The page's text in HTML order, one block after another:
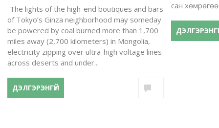
The lights of the high-end boutiques and bars
of Tokyo’s Ginza neighborhood may someday
be powered by coal burned more than 1,700
miles away (2,700 kilometers) in Mongolia,
electricity zipping over ultra-high voltage lines
across deserts and under...
ДЭЛГЭРЭНГҮЙ
сан